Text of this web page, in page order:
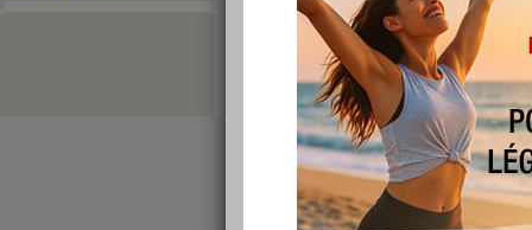
‹ Préc. 21 22 23 24 25
Je suis tata...
publié le 13/04/2009 à 19:48